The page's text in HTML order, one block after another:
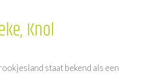
Knol
staat bekend als een